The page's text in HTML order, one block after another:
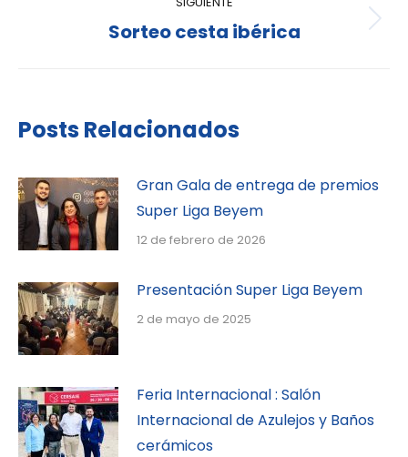
Sorteo cesta ibérica
Posts Relacionados
Gran Gala de entrega de premios
Super Liga Beyem
12 de febrero de 2026
Presentación Super Liga Beyem
2 de mayo de 2025
Feria Internacional : Salón
Internacional de Azulejos y Baños
cerámicos